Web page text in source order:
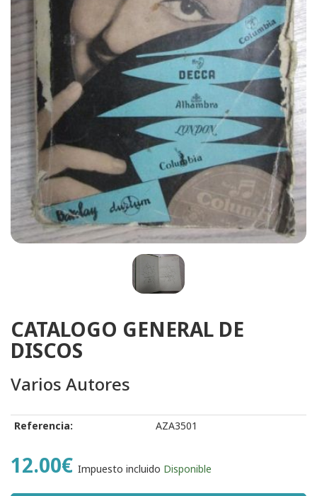
CATALOGO GENERAL DE
DISCOS
Varios Autores
Referencia: AZA3501
12.00€ Impuesto incluido Disponible